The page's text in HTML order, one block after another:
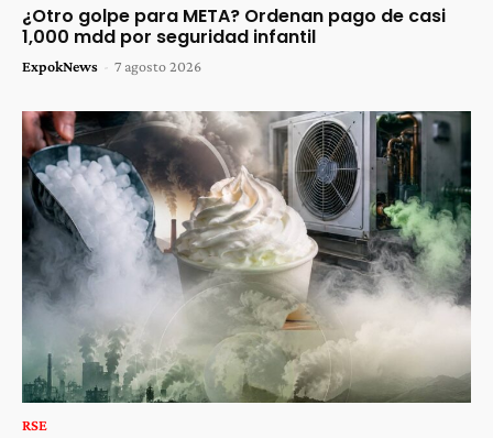
¿Otro golpe para META? Ordenan pago de casi
1,000 mdd por seguridad infantil
ExpokNews - 7 agosto 2026
RSE